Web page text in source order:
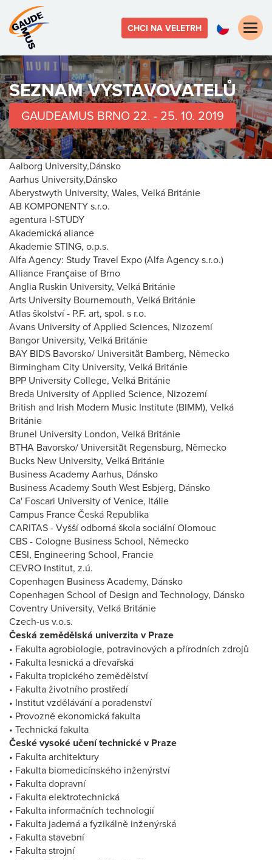
CHCI NA VELETRH
Toggle
SEZNAM VYSTAVOVATELŮ
GAUDEAMUS BRNO 22. - 25. 10. 2019
Aalborg University,Dánsko
Aarhus University,Dánsko
Aberystwyth University, Wales, Velká Británie
AB KOMPONENTY s.r.o.
agentura I-STUDY
Akademická aliance
Akademie STING, o.p.s.
Alfa Agency: Study Travel Expo (Alfa Agency s.r.o.)
Alliance Française of Brno
Anglia Ruskin University, Velká Británie
Arts University Bournemouth, Velká Británie
Atlas školství - P.F. art, spol. s r.o.
Avans University of Applied Sciences, Nizozemí
Bangor University, Velká Británie
BAY BIDS Bavorsko/ Universität Bamberg, Německo
Birmingham City University, Velká Británie
BPP University College, Velká Británie
Breda University of Applied Science, Nizozemí
British and Irish Modern Music Institute (BIMM), Velká
Británie
Brunel University London, Velká Británie
BTHA Bavorsko/ Universität Regensburg, Německo
Bucks New University, Velká Británie
Business Academy Aarhus, Dánsko
Business Academy South West Esbjerg, Dánsko
Ca' Foscari University of Venice, Itálie
Campus France Česká Republika
CARITAS - Vyšší odborná škola sociální Olomouc
CBS - Cologne Business School, Německo
CESI, Engineering School, Francie
CEVRO Institut, z.ú.
Copenhagen Business Academy, Dánsko
Copenhagen School of Design and Technology, Dánsko
Coventry University, Velká Británie
Czech-us v.o.s.
Česká zemědělská univerzita v Praze
• Fakulta agrobiologie, potravinových a přírodních zdrojů
• Fakulta lesnická a dřevařská
• Fakulta tropického zemědělství
• Fakulta životního prostředí
• Institut vzdělávání a poradenství
• Provozně ekonomická fakulta
• Technická fakulta
České vysoké učení technické v Praze
• Fakulta architektury
• Fakulta biomedicínského inženýrství
• Fakulta dopravní
• Fakulta elektrotechnická
• Fakulta informačních technologií
• Fakulta jaderná a fyzikálně inženýrská
• Fakulta stavební
• Fakulta strojní